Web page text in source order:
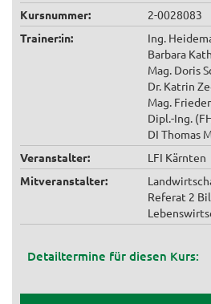
Kursnummer:
2-0028083
Trainer:in:
Ing.
Barbara
Mag. Doris
Dr. Katrin
Mag.
Dipl.-Ing.
DI Thomas
Veranstalter:
LFI Kärnten
Mitveranstalter:
Referat 2
Detailtermine für diesen Kurs: